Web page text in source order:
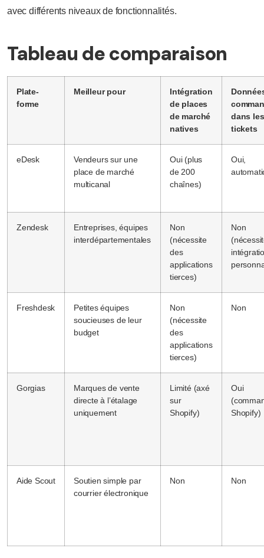
avec différents niveaux de fonctionnalités.
Tableau de comparaison
Plate-
forme
Meilleur pour
Intégration
de places
de marché
natives
dans les
tickets
eDesk
Vendeurs sur une
place de marché
multicanal
Oui (plus
de 200
chaînes)
Oui,
Zendesk
Entreprises, équipes
interdépartementales
Non
(nécessite
des
applications
tierces)
Non
Freshdesk
Petites équipes
soucieuses de leur
budget
Non
(nécessite
des
applications
tierces)
Non
Gorgias
Marques de vente
directe à l’étalage
uniquement
Limité (axé
sur
Shopify)
Oui
Shopify)
Aide Scout
Soutien simple par
courrier électronique
Non Non